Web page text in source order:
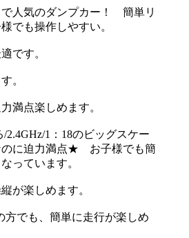
人気のダンプカー！ 簡単リ
でも操作しやすい。
です。
。
満点楽しめます。
2.4GHz/1：18のビッグスケー
に迫力満点★ お子様でも簡
っています。
が楽しめます。
方でも、簡単に走行が楽しめ